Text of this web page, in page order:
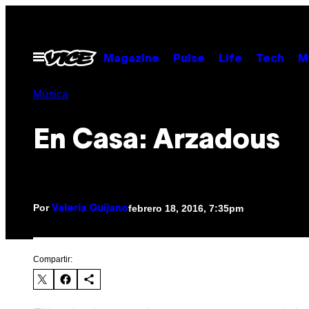
contenido
Abrir
Menú
Magazine Pulse Life Tech
Música
En Casa: Arzadous
Por Valeria Quijanofebrero 18, 2016, 7:35pm
Compartir: